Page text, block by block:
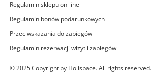
Regulamin sklepu on-line
Regulamin bonów podarunkowych
Przeciwskazania do zabiegów
Regulamin rezerwacji wizyt i zabiegów
© 2025 Copyright by Holispace. All rights reserved.